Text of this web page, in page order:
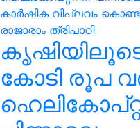
കൃഷിയിലൂടെ
കോടി രൂപ